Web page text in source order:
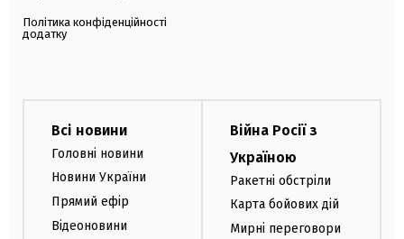
Політика конфіденційності
додатку
Всі новини
Головні новини
Новини України
Прямий ефір
Відеоновини
Війна Росії з
Україною
Ракетні обстріли
Карта бойових дій
Мирні переговори